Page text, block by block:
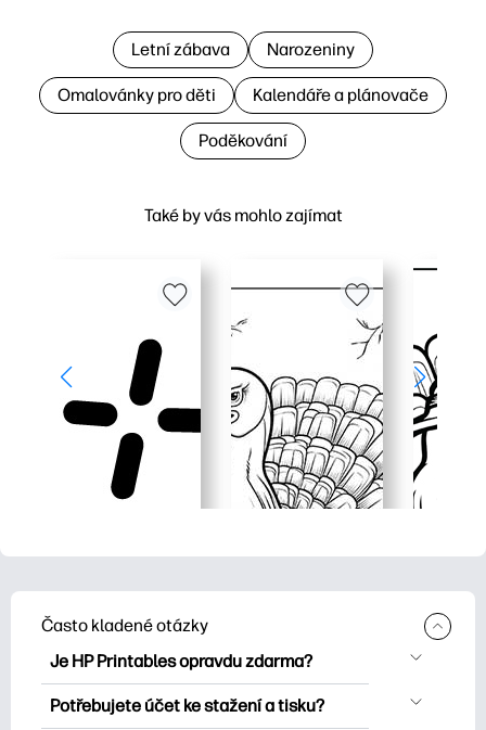
Také by vás mohlo zajímat
Letní zábava Narozeniny
Omalovánky pro děti Kalendáře a plánovače
Poděkování
Často kladené otázky
Je HP Printables opravdu zdarma?
HP Printables nabízí více než 2500
bezplatných tisknutelných položek ke
Potřebujete účet ke stažení a tisku?